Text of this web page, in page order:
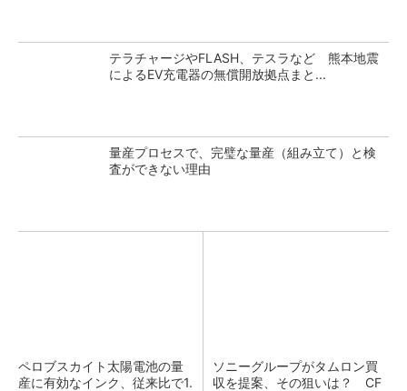
テラチャージやFLASH、テスラなど 熊本地震
によるEV充電器の無償開放拠点まと...
量産プロセスで、完璧な量産（組み立て）と検
査ができない理由
ペロブスカイト太陽電池の量
産に有効なインク、従来比で1.
ソニーグループがタムロン買
収を提案、その狙いは？ CF